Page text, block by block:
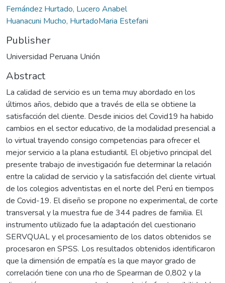
Fernández Hurtado, Lucero Anabel
Huanacuni Mucho, HurtadoMaria Estefani
Publisher
Universidad Peruana Unión
Abstract
La calidad de servicio es un tema muy abordado en los
últimos años, debido que a través de ella se obtiene la
satisfacción del cliente. Desde inicios del Covid19 ha habido
cambios en el sector educativo, de la modalidad presencial a
lo virtual trayendo consigo competencias para ofrecer el
mejor servicio a la plana estudiantil. El objetivo principal del
presente trabajo de investigación fue determinar la relación
entre la calidad de servicio y la satisfacción del cliente virtual
de los colegios adventistas en el norte del Perú en tiempos
de Covid-19. El diseño se propone no experimental, de corte
transversal y la muestra fue de 344 padres de familia. El
instrumento utilizado fue la adaptación del cuestionario
SERVQUAL y el procesamiento de los datos obtenidos se
procesaron en SPSS. Los resultados obtenidos identificaron
que la dimensión de empatía es la que mayor grado de
correlación tiene con una rho de Spearman de 0,802 y la